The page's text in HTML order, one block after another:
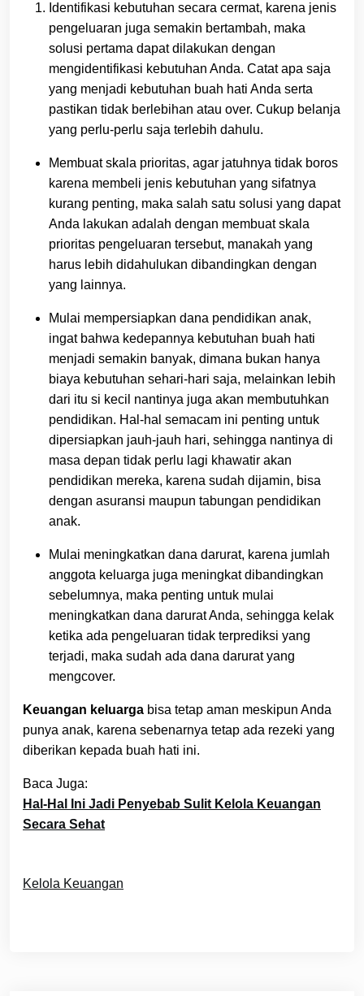
Identifikasi kebutuhan secara cermat, karena jenis
pengeluaran juga semakin bertambah, maka
solusi pertama dapat dilakukan dengan
mengidentifikasi kebutuhan Anda. Catat apa saja
yang menjadi kebutuhan buah hati Anda serta
pastikan tidak berlebihan atau over. Cukup belanja
yang perlu-perlu saja terlebih dahulu.
Membuat skala prioritas, agar jatuhnya tidak boros
karena membeli jenis kebutuhan yang sifatnya
kurang penting, maka salah satu solusi yang dapat
Anda lakukan adalah dengan membuat skala
prioritas pengeluaran tersebut, manakah yang
harus lebih didahulukan dibandingkan dengan
yang lainnya.
Mulai mempersiapkan dana pendidikan anak,
ingat bahwa kedepannya kebutuhan buah hati
menjadi semakin banyak, dimana bukan hanya
biaya kebutuhan sehari-hari saja, melainkan lebih
dari itu si kecil nantinya juga akan membutuhkan
pendidikan. Hal-hal semacam ini penting untuk
dipersiapkan jauh-jauh hari, sehingga nantinya di
masa depan tidak perlu lagi khawatir akan
pendidikan mereka, karena sudah dijamin, bisa
dengan asuransi maupun tabungan pendidikan
anak.
Mulai meningkatkan dana darurat, karena jumlah
anggota keluarga juga meningkat dibandingkan
sebelumnya, maka penting untuk mulai
meningkatkan dana darurat Anda, sehingga kelak
ketika ada pengeluaran tidak terprediksi yang
terjadi, maka sudah ada dana darurat yang
mengcover.
Keuangan keluarga bisa tetap aman meskipun Anda
punya anak, karena sebenarnya tetap ada rezeki yang
diberikan kepada buah hati ini.
Baca Juga:
Hal-Hal Ini Jadi Penyebab Sulit Kelola Keuangan
Secara Sehat
Kelola Keuangan